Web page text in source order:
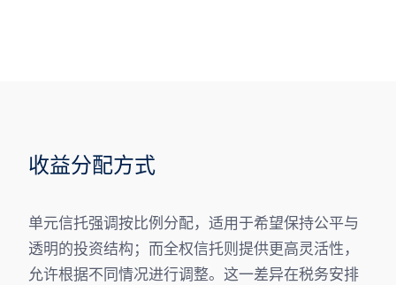
收益分配方式
单元信托强调按比例分配，适用于希望保持公平与
透明的投资结构；而全权信托则提供更高灵活性，
允许根据不同情况进行调整。这一差异在税务安排